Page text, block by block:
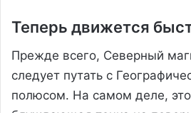
Теперь движется
Прежде всего, Северный
следует путать с
полюсом. На самом деле,